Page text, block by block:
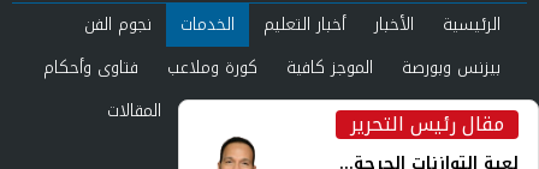
مقال رئيس التحرير
الرئيسية الأخبار أخبار التعليم الخدمات
نجوم الفن
بيزنس وبورصة
الموجز كافية كورة وملاعب
فتاوى وأحكام
صحة وجمال
عرب وعالم حوادث ومحاكم
المقالات
العدد الورقي